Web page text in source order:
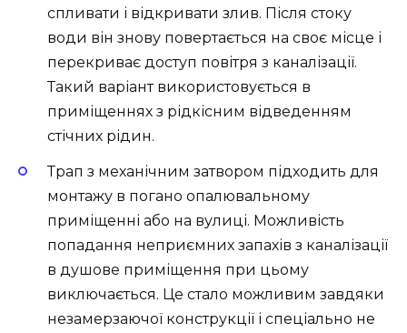
спливати і відкривати злив. Після стоку
води він знову повертається на своє місце і
перекриває доступ повітря з каналізації.
Такий варіант використовується в
приміщеннях з рідкісним відведенням
стічних рідин.
Трап з механічним затвором підходить для
монтажу в погано опалювальному
приміщенні або на вулиці. Можливість
попадання неприємних запахів з каналізації
в душове приміщення при цьому
виключається. Це стало можливим завдяки
незамерзаючої конструкції і спеціально не